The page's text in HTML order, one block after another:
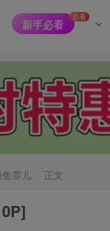
新手必看 必看
霏儿 正文